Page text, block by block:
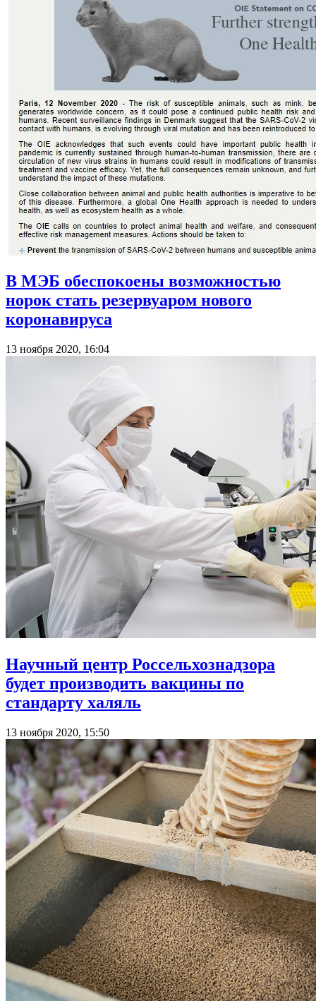
В МЭБ обеспокоены возможностью
норок стать резервуаром нового
коронавируса
13 ноября 2020, 16:04
Научный центр Россельхознадзора
будет производить вакцины по
стандарту халяль
13 ноября 2020, 15:50